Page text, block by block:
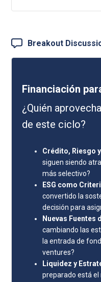
Breakout
Financiación
¿Quién
de este ciclo?
Crédito, Riesgo
siguen siendo
más selectivo?
ESG como
convertido la
decisión para
Nuevas Fuentes
cambiando las
la entrada de
ventures?
Liquidez y
preparado está